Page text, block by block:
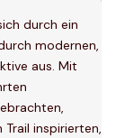
durch ein
modernen,
aus. Mit
Trail inspirierten,